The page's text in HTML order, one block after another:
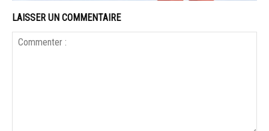
LAISSER UN COMMENTAIRE